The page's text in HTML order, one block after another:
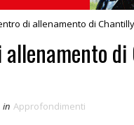
di allenamento di
in Approfondimenti